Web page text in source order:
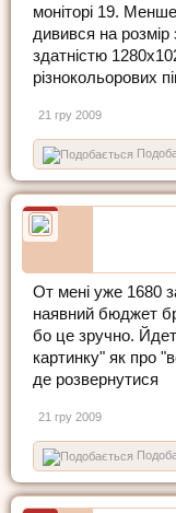
моніторі 19.
дивився на розмір
здатністю
різнокольорових
21 гру 2009
От мені уже 1680
наявний бюджет
бо це зручно.
картинку" як про
де розвернутися
21 гру 2009